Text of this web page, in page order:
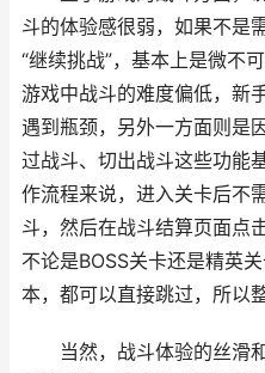
斗的体验感很弱，如果不是
“继续挑战”，基本上是微不
游戏中战斗的难度偏低，新
遇到瓶颈，另外一方面则是
过战斗、切出战斗这些功能
作流程来说，进入关卡后不
斗，然后在战斗结算页面点
不论是BOSS关卡还是精英
本，都可以直接跳过，所以
当然，战斗体验的丝滑和